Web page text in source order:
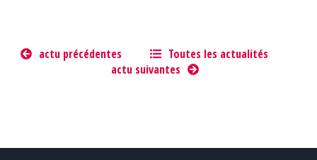
actu précédentes
Toutes les actualités
actu suivantes